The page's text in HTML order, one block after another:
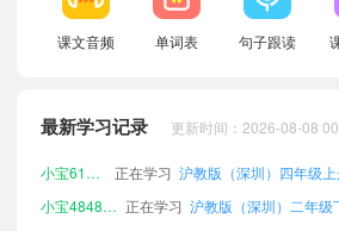
课文音频 单词表 句子跟读
最新学习记录 更新时间：2026-08-08
小宝625545
正在学习
小宝698631
正在学习
小宝510159
正在学习
小宝484804 正在学习
小宝459609
正在学习